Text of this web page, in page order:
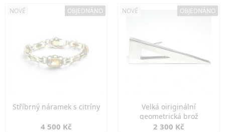
NOVÉ OBJEDNÁNO
Stříbrný náramek s citríny
4 500 Kč
NOVÉ OBJEDNÁNO
Velká oiriginální
geometrická brož
2 300 Kč